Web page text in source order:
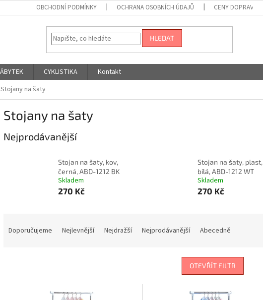
OBCHODNÍ PODMÍNKY OCHRANA OSOBNÍCH ÚDAJŮ CENY DOPRAVY
HLEDAT
CYKLISTIKA
Kontakt
Stojany na šaty
Stojany na šaty
Nejprodávanější
Stojan na šaty, kov,
černá, ABD-1212 BK
Skladem
270 Kč
Stojan na šaty, plast,
bílá, ABD-1212 WT
Skladem
270 Kč
Doporučujeme Nejlevnější Nejdražší Nejprodávanější Abecedně
OTEVŘÍT FILTR